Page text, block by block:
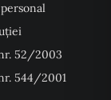
52/2003
544/2001